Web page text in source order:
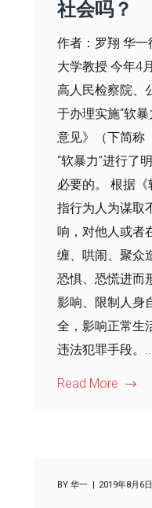
社会吗？
作者：罗翔 华
大学教授 今年4
高人民检察院、
于办理实施“软
意见》（下简称
“软暴力”进行了
必要的。 根据《
指行为人为谋取
响，对他人或者
缠、哄闹、聚众
恐惧、恐慌进而
影响、限制人身
全，影响正常生
违法犯罪手段。
Read More
BY 华一 2019年8月6日